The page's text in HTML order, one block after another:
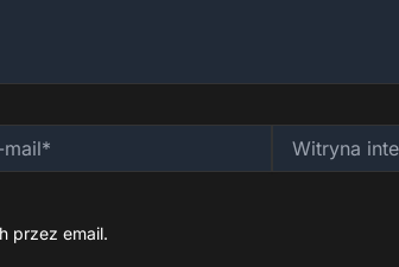
internetowa
przez email.